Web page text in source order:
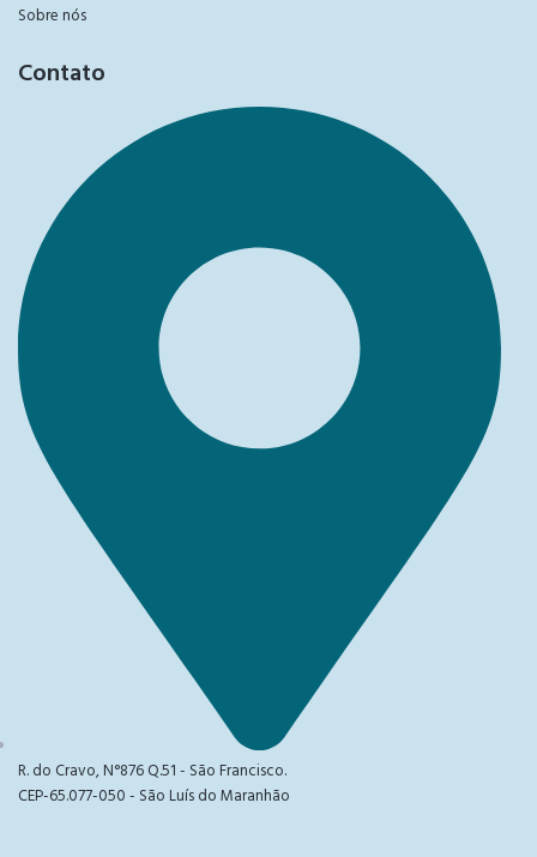
Sobre nós
Contato
R. do Cravo, N°876 Q.51 - São Francisco.
CEP-65.077-050 - São Luís do Maranhão